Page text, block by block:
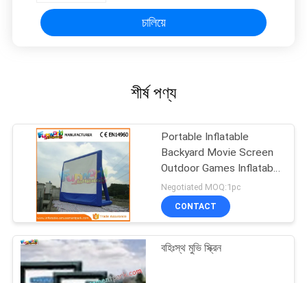
চালিয়ে
শীর্ষ পণ্য
Portable Inflatable
Backyard Movie Screen
Outdoor Games Inflatable
Billboards
Negotiated MOQ:1pc
CONTACT
বহিঃস্থ মুভি স্ক্রিন